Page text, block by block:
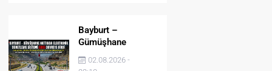
Bayburt –
Gümüşhane
Hattında Elektronik
Denetleme Sistemi
02.08.2026 -